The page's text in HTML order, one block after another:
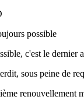
possible
c'est le dernier
sous peine de
renouvellement